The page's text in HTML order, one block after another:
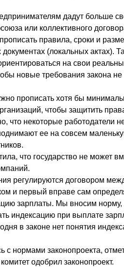
дадут больше
или коллективного
правила, сроки и
(локальных актах).
на свои
новые требования закона не
прописать хотя бы
чтобы защитить
что некоторые работодатели
ее на совсем
что государство не может
регулируются договором
и первый вправе сам
зарплаты. Мы вносим норму,
индексацию при выплате
в законе нет понятия
с нормами законопроекта,
одобрил законопроект.